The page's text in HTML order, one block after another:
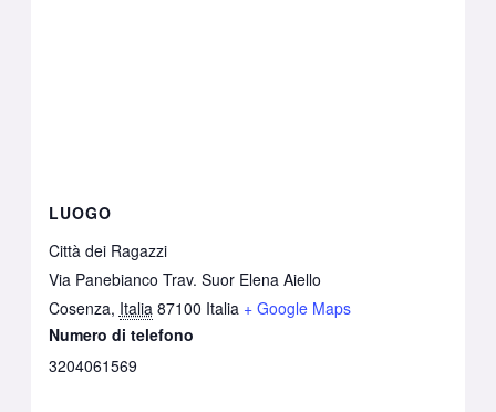
LUOGO
Città dei Ragazzi
Via Panebianco Trav. Suor Elena Aiello
Cosenza, Italia 87100 Italia + Google Maps
Numero di telefono
3204061569